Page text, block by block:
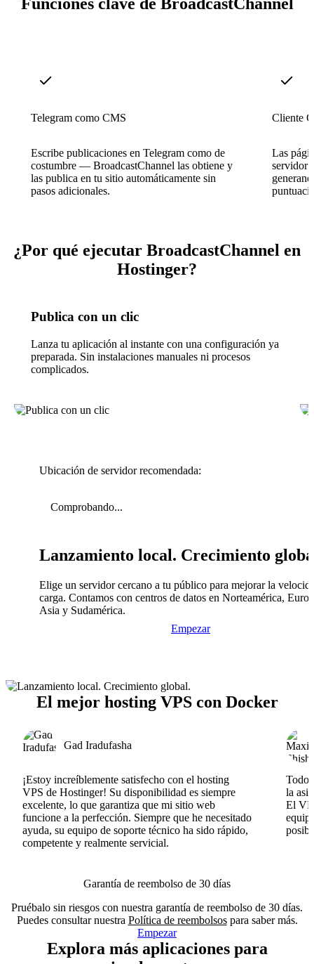
Funciones clave de BroadcastChannel
Telegram como CMS
Escribe publicaciones en Telegram como de
costumbre — BroadcastChannel las obtiene y
las publica en tu sitio automáticamente sin
pasos adicionales.
Cliente
Las
servidor
¿Por qué ejecutar BroadcastChannel en
Hostinger?
Publica con un clic
Lanza tu aplicación al instante con una configuración ya
preparada. Sin instalaciones manuales ni procesos
complicados.
Ubicación de servidor recomendada:
Comprobando...
Lanzamiento local. Crecimiento
Elige un servidor cercano a tu público para mejorar la
carga. Contamos con centros de datos en Norteamérica,
Asia y Sudamérica.
Empezar
El mejor hosting VPS con Docker
Gad Iradufasha
¡Estoy increíblemente satisfecho con el hosting
VPS de Hostinger! Su disponibilidad es siempre
excelente, lo que garantiza que mi sitio web
funcione a la perfección. Siempre que he necesitado
ayuda, su equipo de soporte técnico ha sido rápido,
competente y realmente servicial.
Todo
la
El
Garantía de reembolso de 30 días
Pruébalo sin riesgos con nuestra garantía de reembolso de 30 días.
Puedes consultar nuestra Política de reembolsospara saber más.
Empezar
Explora más aplicaciones para